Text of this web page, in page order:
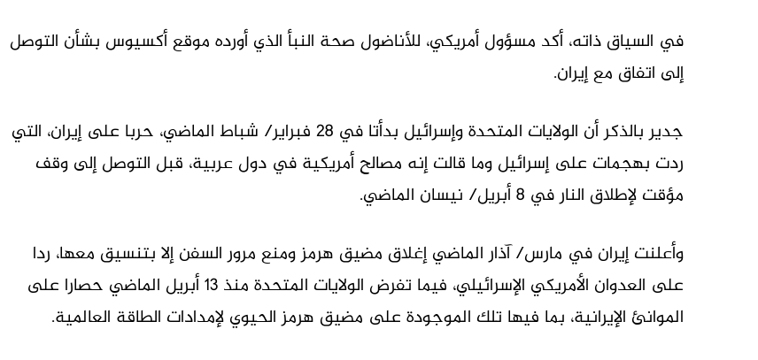
في السياق ذاته، أكد مسؤول أمريكي، للأناضول صحة النبأ الذي أورده موقع أكسيوس بشأن التوصل
إلى اتفاق مع إيران.
جدير بالذكر أن الولايات المتحدة وإسرائيل بدأتا في 28 فبراير/ شباط الماضي، حربا على إيران، التي
ردت بهجمات على إسرائيل وما قالت إنه مصالح أمريكية في دول عربية، قبل التوصل إلى وقف
مؤقت لإطلاق النار في 8 أبريل/ نيسان الماضي.
وأعلنت إيران في مارس/ آذار الماضي إغلاق مضيق هرمز ومنع مرور السفن إلا بتنسيق معها، ردا
على العدوان الأمريكي الإسرائيلي، فيما تفرض الولايات المتحدة منذ 13 أبريل الماضي حصارا على
الموانئ الإيرانية، بما فيها تلك الموجودة على مضيق هرمز الحيوي لإمدادات الطاقة العالمية.